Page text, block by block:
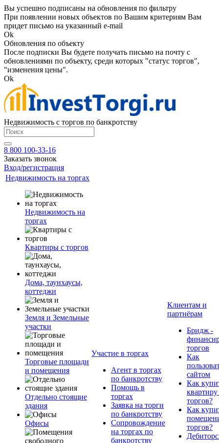
Вы успешно подписаны на обновления по фильтру
При появлении новых объектов по Вашим критериям Вам
придет письмо на указанный e-mail
Ok
Обновления по объекту
После подписки Вы будете получать письмо на почту с
обновлениями по объекту, среди которых "статус торгов",
"изменения цены".
Ok
Недвижимость с торгов по банкротству
8 800 100-33-16
Заказать звонок
Вход/регистрация
Недвижимость на торгах
Недвижимость на
торгах
Квартиры с торгов
Дома, таунхаусы,
коттеджи
Земля и Земельные
участки
Торговые площади
и помещения
Отдельно стоящие
здания
Офисы
Участие в торгах
Агент в торгах
по банкротству
Помощь в
торгах
Заявка на торги
по банкротству
Сопровождение
на торгах по
банкротству
Клиентам и
партнёрам
Бридж -
торгов
Как
сайтом
Как
квартиру
торгов?
Как
торгов?